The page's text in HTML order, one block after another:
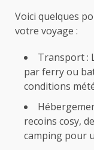
Voici quelques
votre voyage :
Transport :
par ferry ou
conditions
recoins cosy,
camping pour